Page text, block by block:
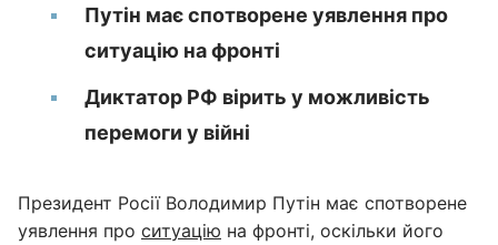
Путін має спотворене уявлення про
ситуацію на фронті
Диктатор РФ вірить у можливість
перемоги у війні
Президент Росії Володимир Путін має спотворене
уявлення про ситуацію на фронті, оскільки його